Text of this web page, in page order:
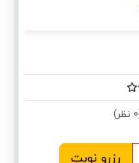
رزرو نوبت